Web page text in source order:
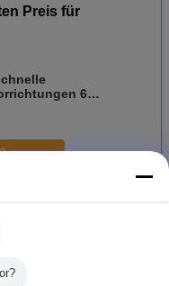
Preis für
6